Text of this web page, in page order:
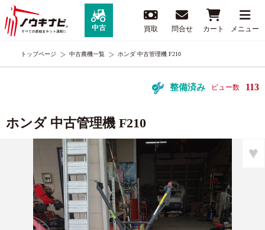
中古 買取 問合せ カート メニュー
トップページ 中古農機一覧 ホンダ 中古管理機 F210
整備済み ビュー数 113
ホンダ 中古管理機 F210
♥